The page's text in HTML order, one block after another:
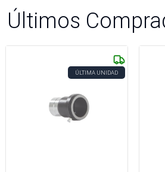
Últimos
ÚLTIMA UNIDAD